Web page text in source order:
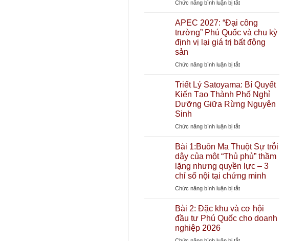
Bao
Giải
mã
định
phố
lành”
đầu
tiên
Chức năng bình luận bị tắtở
án
Xuân
Mai
Gateway
Ma
“Người
khổng
lồ”
Tây
Nguyên
–
Tác
động
trường
bất
APEC 2027: “Đại công
trường” Phú Quốc và chu kỳ
định vị lại giá trị bất động
sản
Chức năng bình luận bị tắtở
2027:
“Đại
công
trường”
Quốc
chu
kỳ
định
vị
bất
động
Triết Lý Satoyama: Bí Quyết
Kiến Tạo Thành Phố Nghỉ
Dưỡng Giữa Rừng Nguyên
Sinh
Chức năng bình luận bị tắtở
Lý
Satoyama:
Bí
Quyết
Kiến
Tạo
Phố
Nghỉ
Bài 1:Buôn Ma Thuột Sự trỗi
dậy của một “Thủ phủ” thầm
lặng nhưng quyền lực – 3
chỉ số nội tại chứng minh
Chức năng bình luận bị tắtở
1:Buôn
Ma
Bài 2: Đặc khu và cơ hội
đầu tư Phú Quốc cho doanh
nghiệp 2026